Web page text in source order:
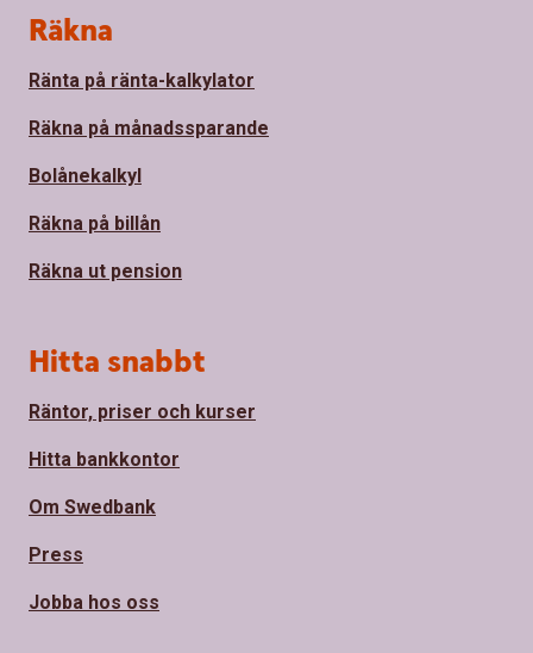
Sidfot
Räkna
Ränta på ränta-kalkylator
Räkna på månadssparande
Bolånekalkyl
Räkna på billån
Räkna ut pension
Hitta snabbt
Räntor, priser och kurser
Hitta bankkontor
Om Swedbank
Press
Jobba hos oss